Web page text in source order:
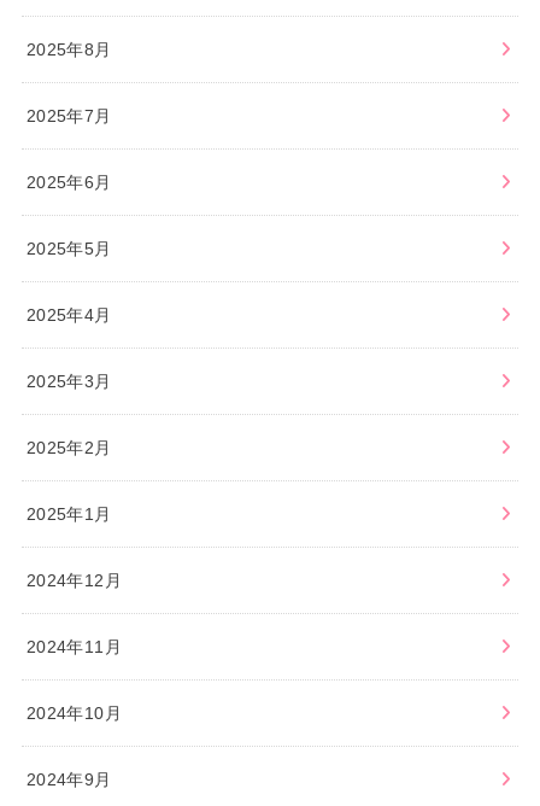
2025年8月
2025年7月
2025年6月
2025年5月
2025年4月
2025年3月
2025年2月
2025年1月
2024年12月
2024年11月
2024年10月
2024年9月